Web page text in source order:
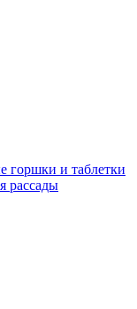
горшки и таблетки
рассады